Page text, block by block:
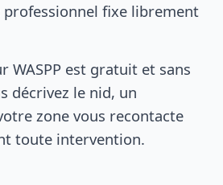
professionnel fixe librement
WASPP est gratuit et sans
décrivez le nid, un
zone vous recontacte
toute intervention.